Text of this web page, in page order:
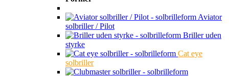
Aviator
solbriller / Pilot
Briller uden
styrke
Cat eye
solbriller